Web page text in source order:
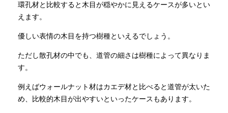
環孔材と比較すると木目が穏やかに見えるケースが多いとい
えます。
優しい表情の木目を持つ樹種といえるでしょう。
ただし散孔材の中でも、道管の細さは樹種によって異なりま
す。
例えばウォールナット材はカエデ材と比べると道管が太いた
め、比較的木目が出やすいといったケースもあります。